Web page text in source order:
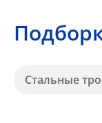
Стальные